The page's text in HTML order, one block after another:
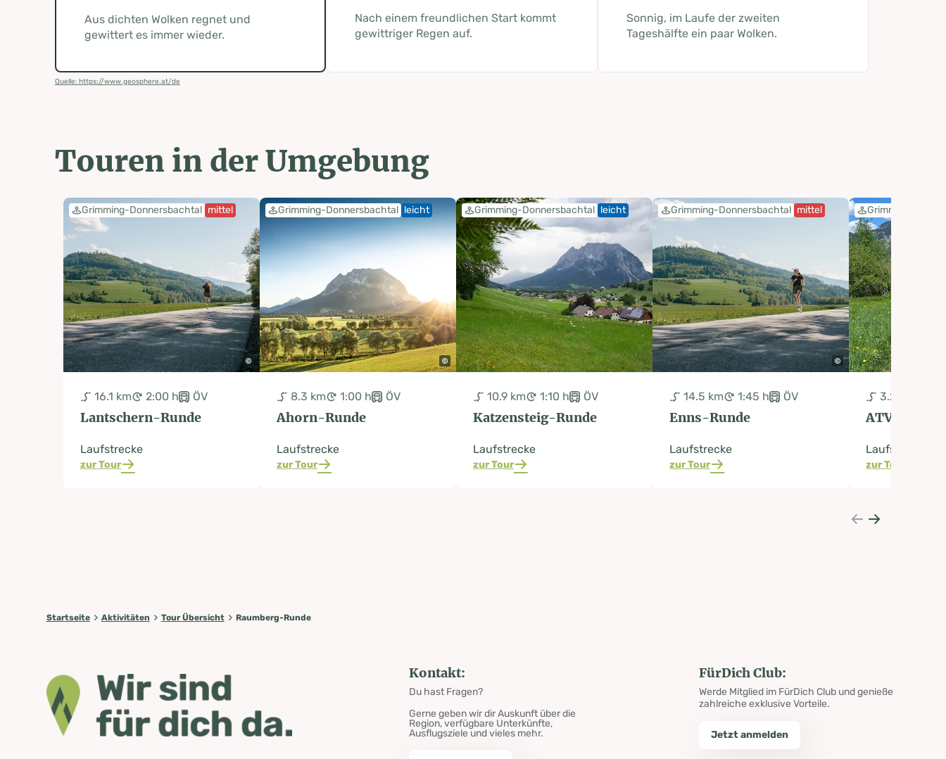
Aus dichten Wolken regnet und
gewittert es immer wieder.
Nach einem freundlichen Start kommt
gewittriger Regen auf.
Sonnig, im Laufe der zweiten
Tageshälfte ein paar Wolken.
Quelle: https://www.geosphere.at/de
Touren in der Umgebung
Grimming-Donnersbachtal mittel
16.1 km 2:00 h ÖV
Lantschern-Runde
Laufstrecke
zur Tour
Grimming-Donnersbachtal leicht
8.3 km 1:00 h ÖV
Ahorn-Runde
Laufstrecke
zur Tour
Grimming-Donnersbachtal leicht
10.9 km 1:10 h ÖV
Katzensteig-Runde
Laufstrecke
zur Tour
Grimming-Donnersbachtal mittel
14.5 km 1:45 h ÖV
Enns-Runde
Laufstrecke
zur Tour
Grimming-
3.2 km
ATV-Runde
Laufstrecke
zur Tour
Startseite Aktivitäten Tour Übersicht Raumberg-Runde
Kontakt:
Du hast Fragen?
Gerne geben wir dir Auskunft über die
Region, verfügbare Unterkünfte,
Ausflugsziele und vieles mehr.
FürDich Club:
Werde Mitglied im FürDich Club und genieße
zahlreiche exklusive Vorteile.
Jetzt anmelden